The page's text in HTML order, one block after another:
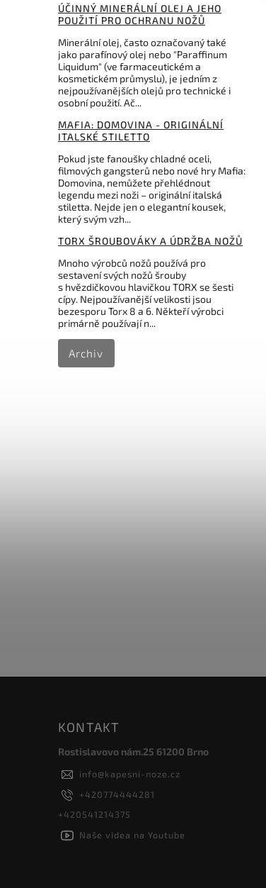
ÚČINNÝ MINERÁLNÍ OLEJ A JEHO
POUŽITÍ PRO OCHRANU NOŽŮ
Minerální olej, často označovaný také
jako parafínový olej nebo "Paraffinum
Liquidum" (ve farmaceutickém a
kosmetickém průmyslu), je jedním z
nejpoužívanějších olejů pro technické i
osobní použití. Ač...
MAFIA: DOMOVINA - ORIGINÁLNÍ
ITALSKÉ STILETTO
Pokud jste fanoušky chladné oceli,
filmových gangsterů nebo nové hry Mafia:
Domovina, nemůžete přehlédnout
legendu mezi noži – originální italská
stiletta. Nejde jen o elegantní kousek,
který svým vzh...
TORX ŠROUBOVÁKY A ÚDRŽBA NOŽŮ
Mnoho výrobců nožů používá pro
sestavení svých nožů šrouby
s hvězdičkovou hlavičkou TORX se šesti
cípy. Nejpoužívanější velikosti jsou
bezesporu Torx 8 a 6. Někteří výrobci
primárně používají n...
Archiv
–4 %
Kód:509010
HELLE Viking WWC 2025 Triple
laminated steel Special
3 779 Kč
Do košíku
KONTAKT
Rostislavovo nám.25 61200 Brno
info@kapesni-noze.cz
+420774444281
+420541214375
Naše videa na Youtube